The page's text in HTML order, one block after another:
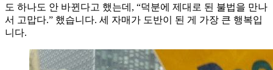
도 하나도 안 바뀐다고 했는데, “덕분에 제대로 된 불법을 만나
서 고맙다.” 했습니다. 세 자매가 도반이 된 게 가장 큰 행복입
니다.